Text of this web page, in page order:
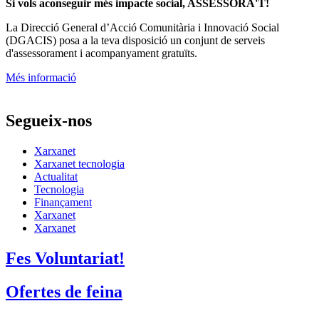
Si vols aconseguir més impacte social, ASSESSORA'T!
La Direcció General d’Acció Comunitària i Innovació Social
(DGACIS) posa a la teva disposició un conjunt de serveis
d'assessorament i acompanyament gratuïts.
Més informació
Segueix-nos
Xarxanet
Xarxanet tecnologia
Actualitat
Tecnologia
Finançament
Xarxanet
Xarxanet
Fes Voluntariat!
Ofertes de feina